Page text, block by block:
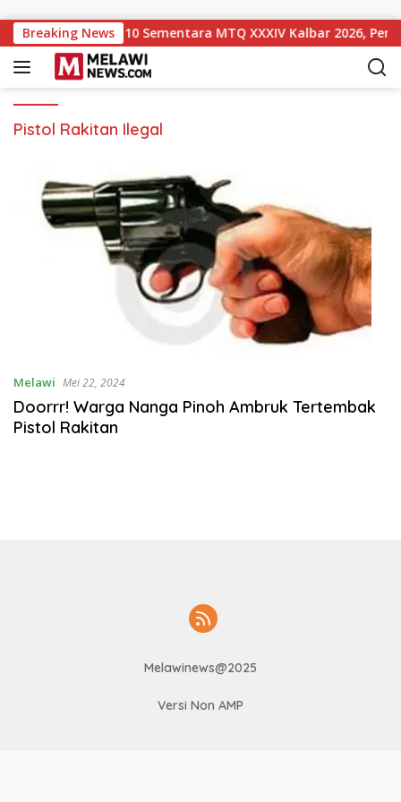
Breaking News
ke Peringkat 10 Sementara MTQ XXXIV Kalbar 2026,
Pistol Rakitan Ilegal
Melawi Mei 22, 2024
Doorrr! Warga Nanga Pinoh Ambruk Tertembak
Pistol Rakitan
Melawinews@2025
Versi Non AMP